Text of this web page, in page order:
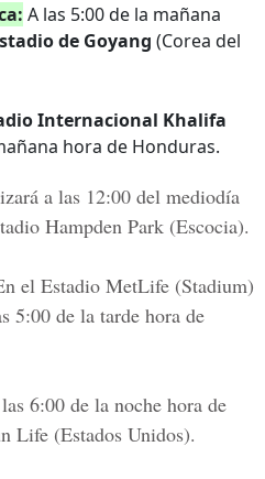
A las 5:00 de la mañana
de Goyang (Corea del
Internacional Khalifa
hora de Honduras.
a las 12:00 del mediodía
Hampden Park (Escocia).
el Estadio MetLife (Stadium)
5:00 de la tarde hora de
6:00 de la noche hora de
Life (Estados Unidos).